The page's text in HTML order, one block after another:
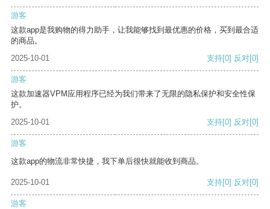
游客
这款app是我购物的得力助手，让我能够找到最优惠的价格，买到最合适
的商品。
2025-10-01
支持[0] 反对[0]
游客
这款加速器VPM应用程序已经为我们带来了无限的隐私保护和安全性保
护。
2025-10-01
支持[0] 反对[0]
游客
这款app的物流非常快捷，我下单后很快就能收到商品。
2025-10-01 支持[0] 反对[0]
游客